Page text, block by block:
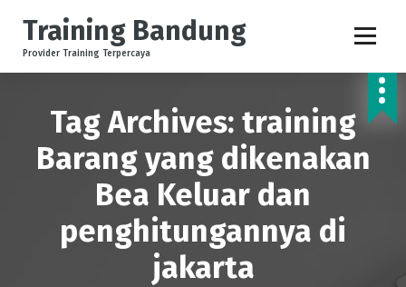
p
Training Bandung
Provider Training Terpercaya
Tag Archives: training
Barang yang dikenakan
Bea Keluar dan
penghitungannya di
jakarta